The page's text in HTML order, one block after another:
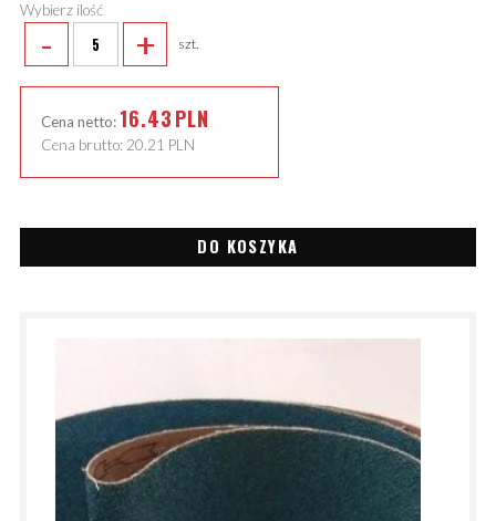
Wybierz ilość
- + szt.
Cena netto: 16.43PLN
Cena brutto: 20.21 PLN
DO KOSZYKA